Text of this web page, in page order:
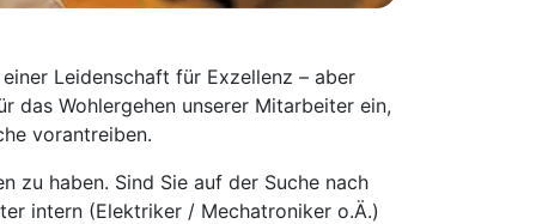
Leidenschaft für Exzellenz – aber
das Wohlergehen unserer Mitarbeiter ein,
vorantreiben.
zu haben. Sind Sie auf der Suche nach
intern (Elektriker / Mechatroniker o.Ä.)